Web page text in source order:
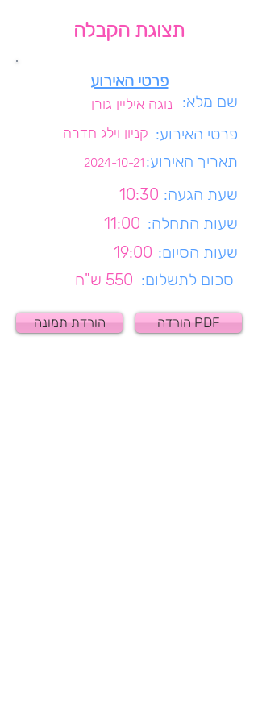
תצוגת הקבלה
פרטי האירוע
נוגה איליין גורן שם מלא:
קניון וילג חדרה פרטי האירוע:
2024-10-21 תאריך האירוע:
10:30 שעת הגעה:
11:00 שעות התחלה:
19:00 שעות הסיום:
550 ש"ח סכום לתשלום:
הורדת תמונה הורדה PDF